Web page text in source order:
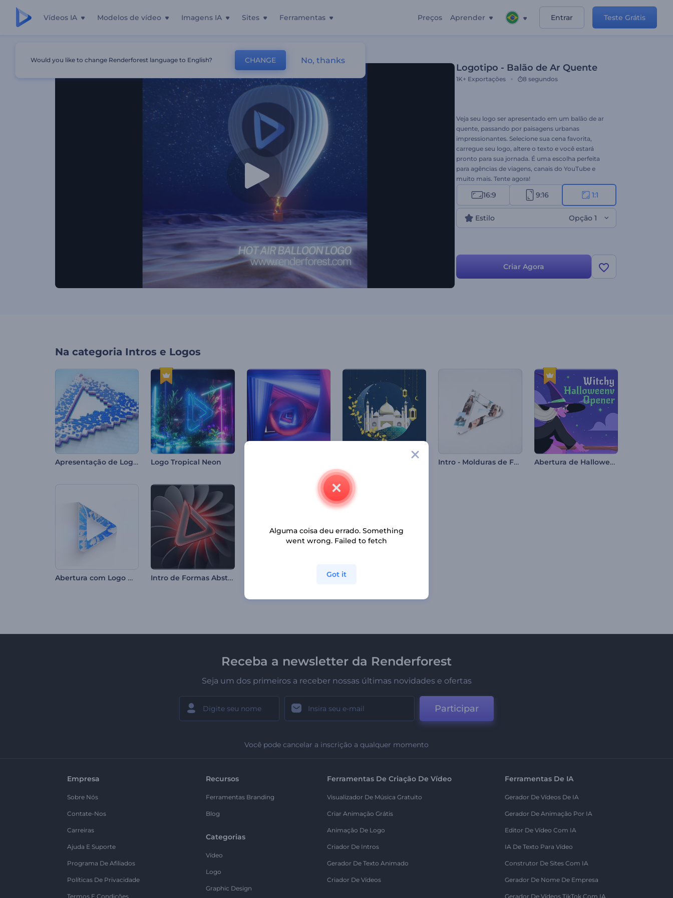
Vídeos IA Modelos de vídeo Imagens IA Sites Ferramentas Preços Aprender Entrar Teste Grátis
Logotipo - Balão de Ar Quente
1K+ Exportações 8 segundos
Veja seu logo ser apresentado em um balão de ar
quente, passando por paisagens urbanas
impressionantes. Selecione sua cena favorita,
carregue seu logo, altere o texto e você estará
pronto para sua jornada. É uma escolha perfeita
para agências de viagens, canais do YouTube e
muito mais. Tente agora!
16:9 9:16 1:1
Estilo Opção 1
Criar Agora
Na categoria Intros e Logos
Apresentação de Logo - Efeito Glitch Pixelado Logo Tropical Neon Intro - Molduras de Fotos em Mosaico Abertura de Halloween de Bruxa
Abertura com Logo Minimalista Intro de Formas Abstratas Giratórias Abertura de Natal com Globo de Neve
Receba a newsletter da Renderforest
Seja um dos primeiros a receber nossas últimas novidades e ofertas
Participar
Você pode cancelar a inscrição a qualquer momento
Empresa
Sobre Nós
Contate-Nos
Carreiras
Ajuda E Suporte
Programa De Afiliados
Políticas De Privacidade
Termos E Condições
Recursos
Ferramentas Branding
Blog
Categorias
Vídeo
Logo
Graphic Design
Ferramentas De Criação De Vídeo
Visualizador De Música Gratuito
Criar Animação Grátis
Animação De Logo
Criador De Intros
Gerador De Texto Animado
Criador De Vídeos
Ferramentas De IA
Gerador De Vídeos De IA
Gerador De Animação Por IA
Editor De Vídeo Com IA
IA De Texto Para Vídeo
Construtor De Sites Com IA
Gerador De Nome De Empresa
Gerador De Vídeos TikTok Com IA
Would you like to change Renderforest language to English? CHANGE No, thanks
Alguma coisa deu errado. Something
went wrong. Failed to fetch
Got it